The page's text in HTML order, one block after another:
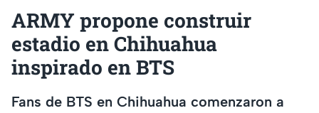
ARMY propone construir
estadio en Chihuahua
inspirado en BTS
Fans de BTS en Chihuahua comenzaron a